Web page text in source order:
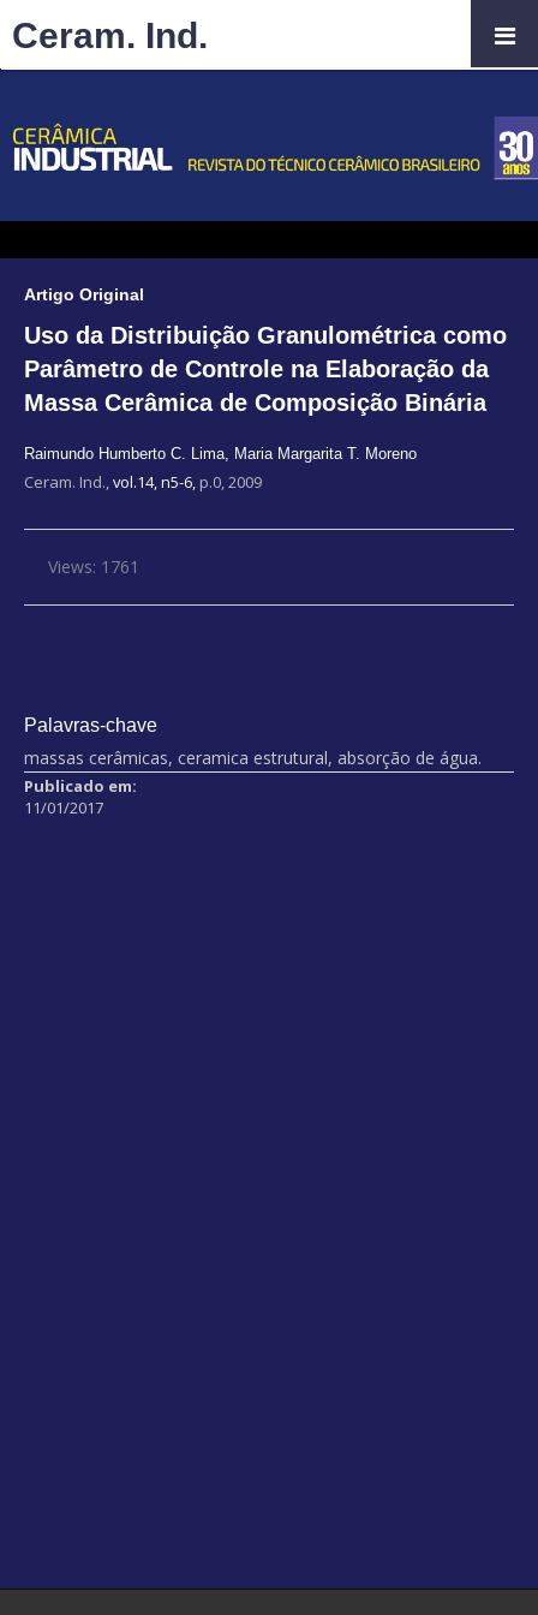
Artigo Original
Uso da Distribuição Granulométrica como
Parâmetro de Controle na Elaboração da
Massa Cerâmica de Composição Binária
Raimundo Humberto C. Lima, Maria Margarita T. Moreno
Ceram. Ind.,vol.14, n5-6, p.0, 2009
Views: 1761
Palavras-chave
massas cerâmicas, ceramica estrutural, absorção de água.
Publicado em:
11/01/2017
Ceram. Ind.